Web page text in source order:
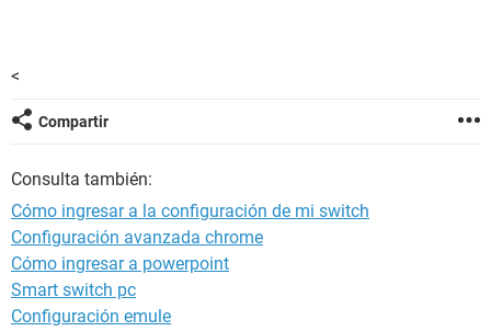
<
Compartir
Consulta también:
Cómo ingresar a la configuración de mi switch
Configuración avanzada chrome
Cómo ingresar a powerpoint
Smart switch pc
Configuración emule